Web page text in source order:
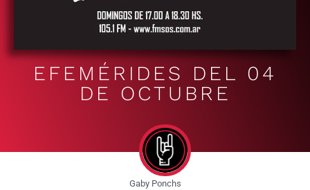
EFEMÉRIDES DEL 04
DE OCTUBRE
Gaby Ponchs